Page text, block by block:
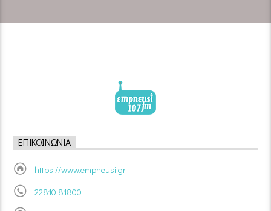
ΕΠΙΚΟΙΝΩΝΊΑ
https://www.empneusi.gr
22810 81800